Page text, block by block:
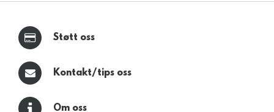
Støtt oss
Kontakt/tips oss
Om oss